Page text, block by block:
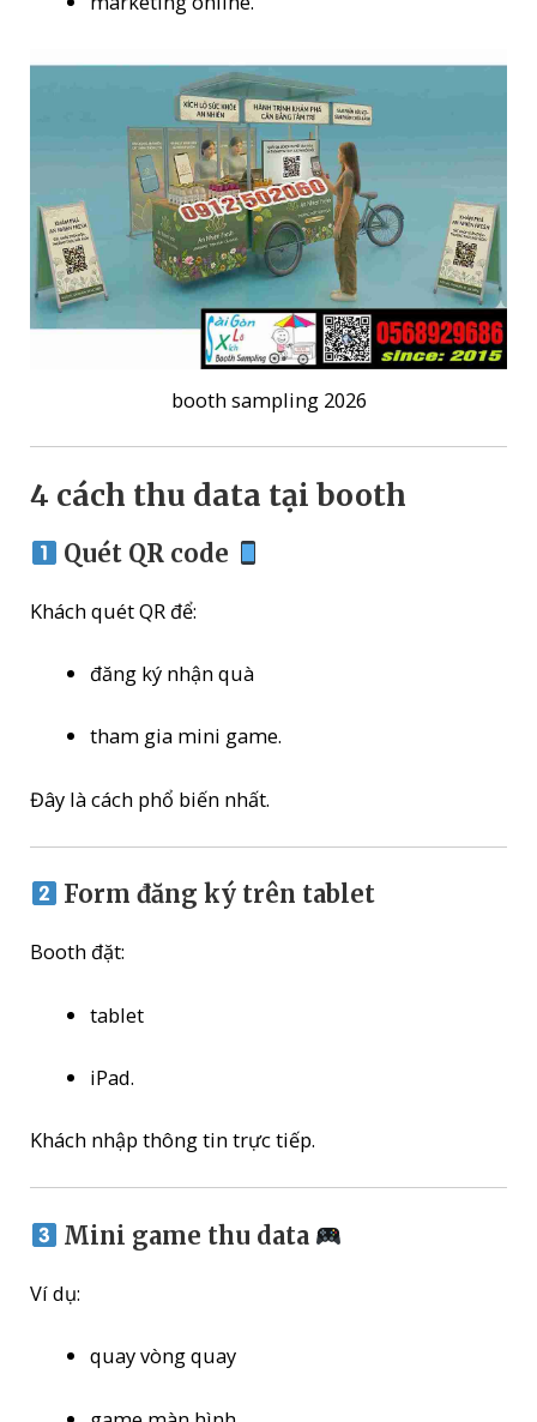
booth sampling 2026
4 cách thu data tại booth
Quét QR code
Khách quét QR để:
đăng ký nhận quà
tham gia mini game.
Đây là cách phổ biến nhất.
Form đăng ký trên tablet
Booth đặt:
tablet
iPad.
Khách nhập thông tin trực tiếp.
Mini game thu data
Ví dụ:
quay vòng quay